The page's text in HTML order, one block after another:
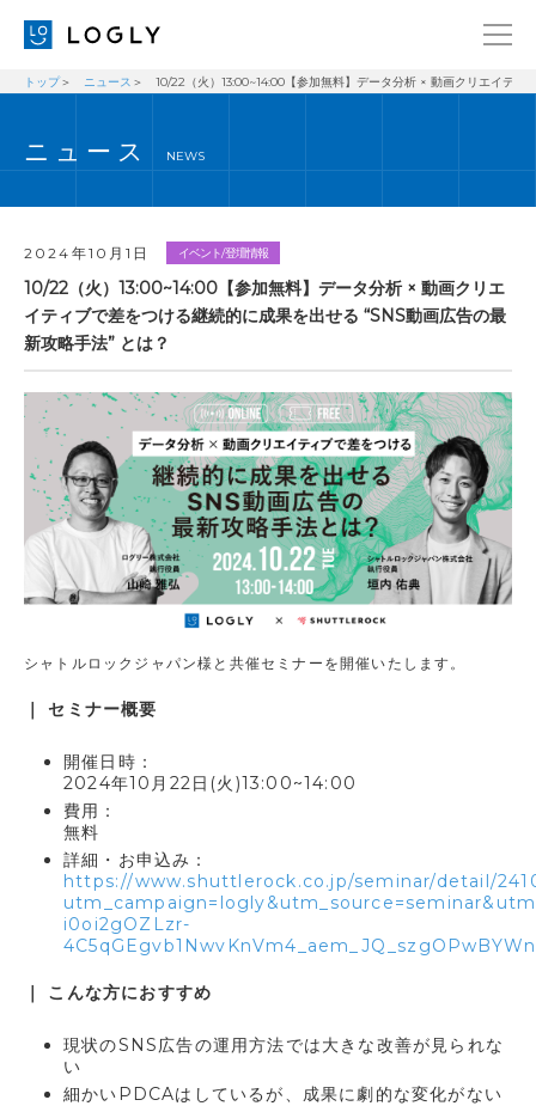
経営理念
ブログ
採用情報
IR
お問い合わせ
トップ ニュース 10/22（火）13:00~14:00【参加無料】データ分析 × 動画クリエイテ
ニュース NEWS
2024年10月1日 イベント/登壇情報
10/22（火）13:00~14:00【参加無料】データ分析 × 動画クリエ
イティブで差をつける継続的に成果を出せる “SNS動画広告の最
新攻略手法” とは？
シャトルロックジャパン様と共催セミナーを開催いたします。
｜ セミナー概要
開催日時：
2024年10月22日(火)13:00~14:00
費用：
無料
詳細・お申込み：
https://www.shuttlerock.co.jp/seminar/detail/
i0oi2gOZLzr-
｜ こんな方におすすめ
現状のSNS広告の運用方法では大きな改善が見られな
い
細かいPDCAはしているが、成果に劇的な変化がない